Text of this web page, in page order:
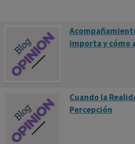
importa y cómo
Cuando la
Percepción